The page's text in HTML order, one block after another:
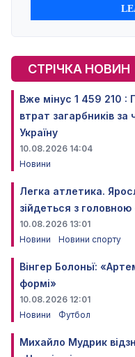
СТРІЧКА НОВИН
Вже мінус 1 459 210 :
втрат загарбників за
Україну
10.08.2026 14:04
Новини
Легка атлетика.
зійдеться з
10.08.2026 13:01
Новини
Новини спорту
Вінгер Болоньї:
формі»
10.08.2026 12:01
Новини
Футбол
Михайло Мудрик